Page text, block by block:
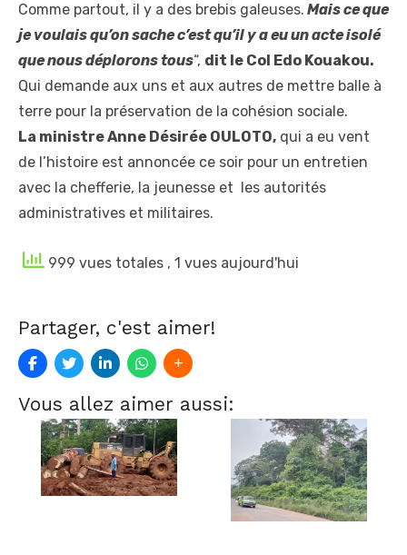
Comme partout, il y a des brebis galeuses. Mais ce que
je voulais qu’on sache c’est qu’il y a eu un acte isolé
que nous déplorons tous“, dit le Col Edo Kouakou.
Qui demande aux uns et aux autres de mettre balle à
terre pour la préservation de la cohésion sociale.
La ministre Anne Désirée OULOTO, qui a eu vent
de l’histoire est annoncée ce soir pour un entretien
avec la chefferie, la jeunesse et les autorités
administratives et militaires.
999 vues totales , 1 vues aujourd'hui
Partager, c'est aimer!
Vous allez aimer aussi: